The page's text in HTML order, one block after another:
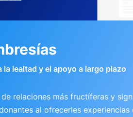
la lealtad y el apoyo a largo plazo
relaciones más fructíferas y
al ofrecerles experiencias